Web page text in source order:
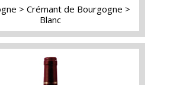
Crémant de Bourgogne
Blanc